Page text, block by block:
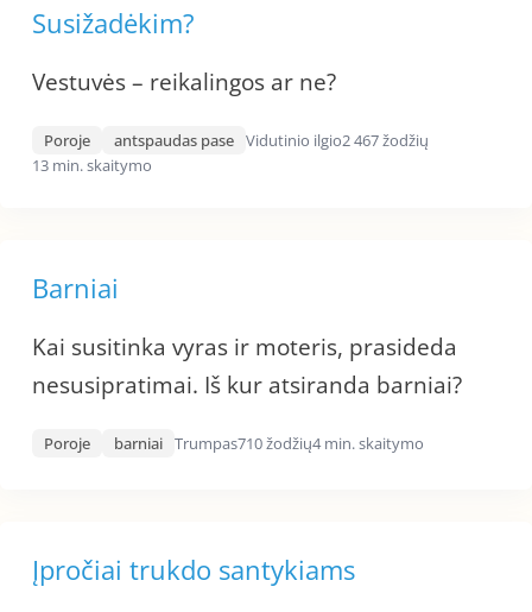
Susižadėkim?
Vestuvės – reikalingos ar ne?
Poroje antspaudas pase Vidutinio ilgio2 467 žodžių
13 min. skaitymo
Barniai
Kai susitinka vyras ir moteris, prasideda
nesusipratimai. Iš kur atsiranda barniai?
Poroje barniai Trumpas710 žodžių4 min. skaitymo
Įpročiai trukdo santykiams